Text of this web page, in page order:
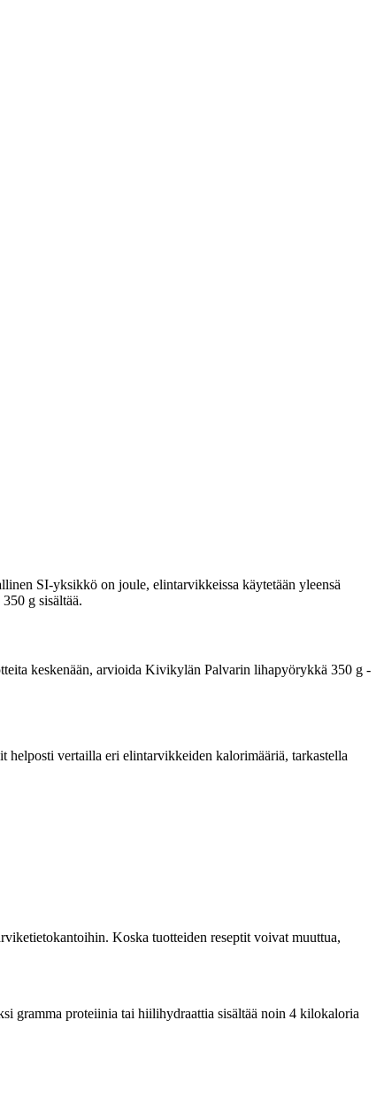
SI-yksikkö on joule, elintarvikkeissa käytetään yleensä
g sisältää.
keskenään, arvioida Kivikylän Palvarin lihapyörykkä 350 g -
helposti vertailla eri elintarvikkeiden kalorimääriä, tarkastella
Koska tuotteiden reseptit voivat muuttua,
gramma proteiinia tai hiilihydraattia sisältää noin 4 kilokaloria